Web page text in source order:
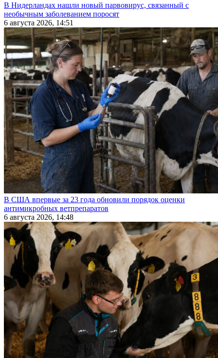
В Нидерландах нашли новый парвовирус, связанный с
необычным заболеванием поросят
6 августа 2026, 14:51
В США впервые за 23 года обновили порядок оценки
антимикробных ветпрепаратов
6 августа 2026, 14:48